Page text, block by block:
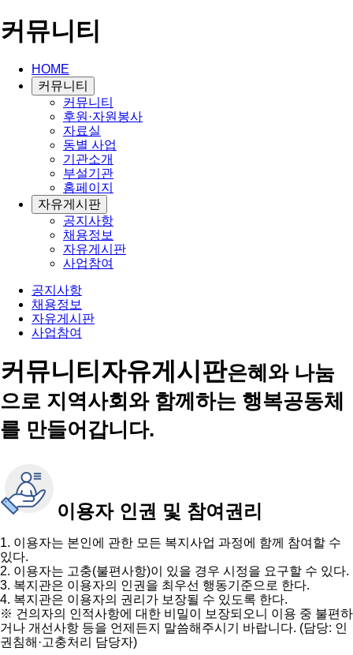
커뮤니티
HOME
커뮤니티
커뮤니티
후원·자원봉사
자료실
동별 사업
기관소개
부설기관
홈페이지
자유게시판
공지사항
채용정보
자유게시판
사업참여
공지사항
채용정보
자유게시판
사업참여
커뮤니티자유게시판은혜와 나눔
으로 지역사회와 함께하는 행복공동체
를 만들어갑니다.
이용자 인권 및 참여권리
1. 이용자는 본인에 관한 모든 복지사업 과정에 함께 참여할 수
있다.
2. 이용자는 고충(불편사항)이 있을 경우 시정을 요구할 수 있다.
3. 복지관은 이용자의 인권을 최우선 행동기준으로 한다.
4. 복지관은 이용자의 권리가 보장될 수 있도록 한다.
※ 건의자의 인적사항에 대한 비밀이 보장되오니 이용 중 불편하
거나 개선사항 등을 언제든지 말씀해주시기 바랍니다. (담당: 인
권침해·고충처리 담당자)